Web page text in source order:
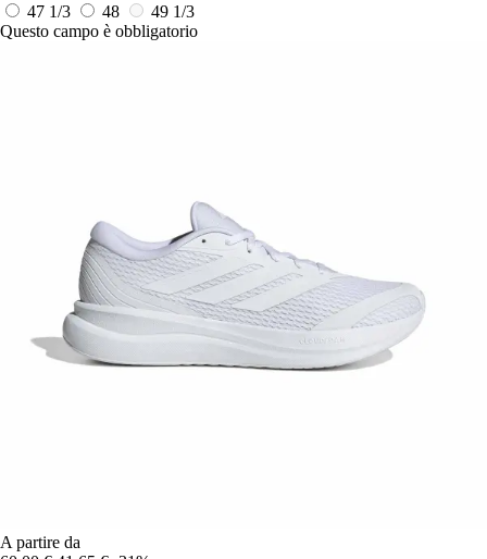
47 1/3
48
49 1/3
Questo campo è obbligatorio
A partire da